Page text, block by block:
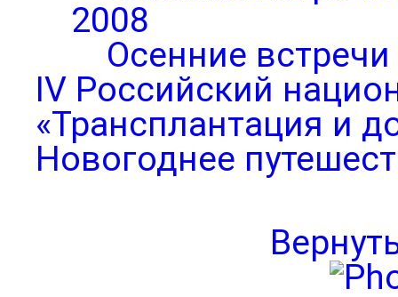
2008
Осенние
IV Российский
«Трансплантация и
Новогоднее